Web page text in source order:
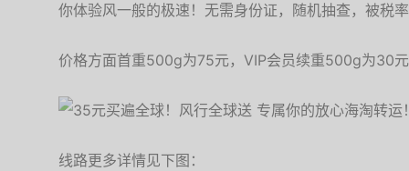
你体验风一般的极速！无需身份证，随机抽查，被税
价格方面首重500g为75元，VIP会员续重500g为30
线路更多详情见下图：